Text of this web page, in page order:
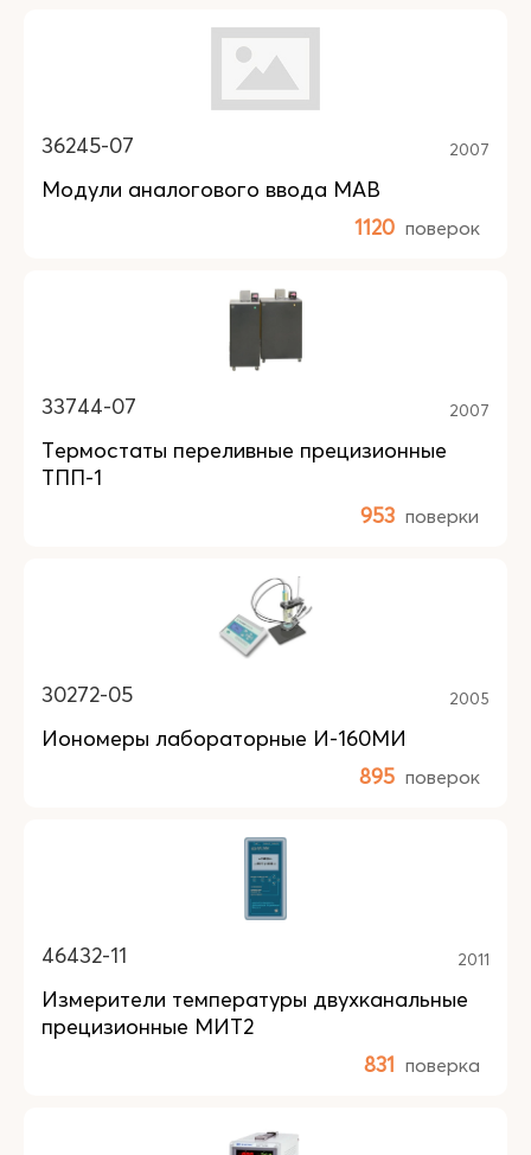
36245-07 2007
Модули аналогового ввода МАВ
1120 поверок
33744-07 2007
Термостаты переливные прецизионные
ТПП-1
953 поверки
30272-05 2005
Иономеры лабораторные И-160МИ
895 поверок
46432-11 2011
Измерители температуры двухканальные
прецизионные МИТ2
831 поверка